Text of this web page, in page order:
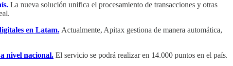
La nueva solución unifica el procesamiento de transacciones y otras
en Latam. Actualmente, Apitax gestiona de manera automática,
nivel nacional. El servicio se podrá realizar en 14.000 puntos en el país.